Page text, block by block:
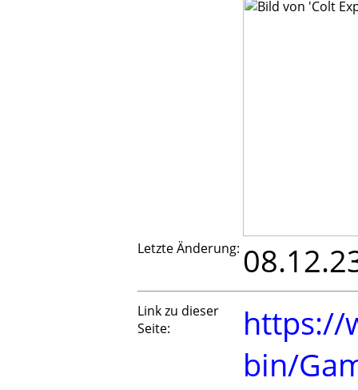
Letzte Änderung:
Link zu dieser
Seite:
https://
bin/